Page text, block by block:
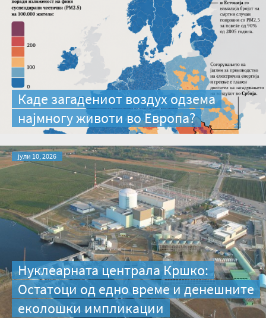
Каде загадениот воздух одзема
најмногу животи во Европа?
јули 10, 2026
Нуклеарната централа Кршко:
Остатоци од едно време и денешните
еколошки импликации